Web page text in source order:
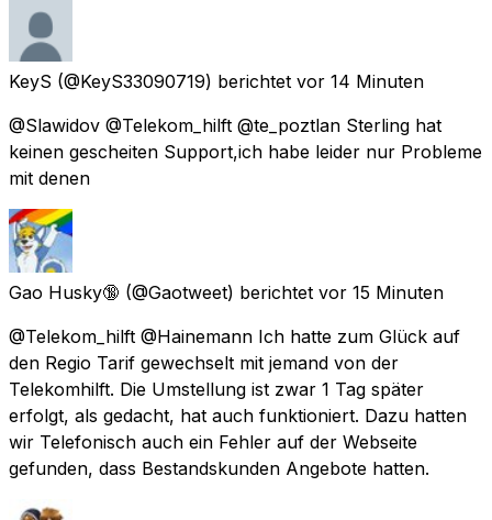
KeyS (@KeyS33090719) berichtet vor 14 Minuten
@Slawidov @Telekom_hilft @te_poztlan Sterling hat
keinen gescheiten Support,ich habe leider nur Probleme
mit denen
Gao Husky🔞 (@Gaotweet) berichtet vor 15 Minuten
@Telekom_hilft @Hainemann Ich hatte zum Glück auf
den Regio Tarif gewechselt mit jemand von der
Telekomhilft. Die Umstellung ist zwar 1 Tag später
erfolgt, als gedacht, hat auch funktioniert. Dazu hatten
wir Telefonisch auch ein Fehler auf der Webseite
gefunden, dass Bestandskunden Angebote hatten.